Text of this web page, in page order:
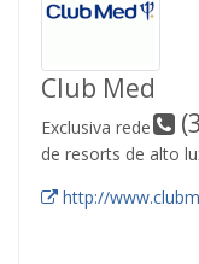
Club Med
Exclusiva rede
de resorts de alto
http://